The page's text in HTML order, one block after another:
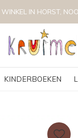
KINDERBOEKEN
LIMBURG